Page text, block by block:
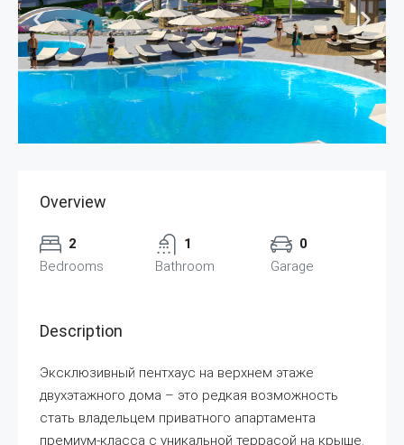
Overview
2
Bedrooms
1
Bathroom
0
Garage
Description
Эксклюзивный пентхаус на верхнем этаже
двухэтажного дома – это редкая возможность
стать владельцем приватного апартамента
премиум-класса с уникальной террасой на крыше.